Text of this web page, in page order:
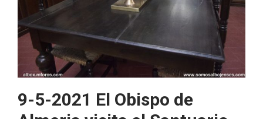
9-5-2021 El Obispo de